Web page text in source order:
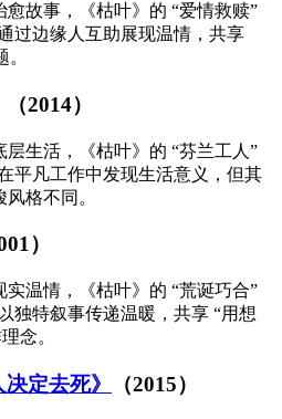
愈故事，《枯叶》的 “爱情救赎”
过边缘人互助展现温情，共享
2014）
层生活，《枯叶》的 “芬兰工人”
平凡工作中发现生活意义，但其
格不同。
）
实温情，《枯叶》的 “荒诞巧合”
独特叙事传递温暖，共享 “用想
念。
定去死》 （2015）